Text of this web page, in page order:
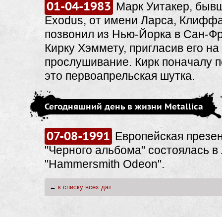
01-04-1983 Марк Уитакер,
Exodus, от имени Ларса,
позвонил из Нью-Йорка в Сан-
Кирку Хэммету, пригласив его на
прослушивание. Кирк поначалу
это первоапрельская шутка.
Сегодняшний день в жизни Metallica
07-08-1991 Европейская
"Черного альбома" состоялась
"Hammersmith Odeon".
← к списку всех дат